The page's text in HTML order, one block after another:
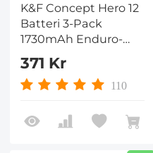
K&F Concept Hero 12
Batteri 3-Pack
1730mAh Enduro-
Batterier Med 3-
Platsladdare
Kompatibel Med
Hero 11, GoPro Hero
10, GoPro Hero 9
371 Kr
110